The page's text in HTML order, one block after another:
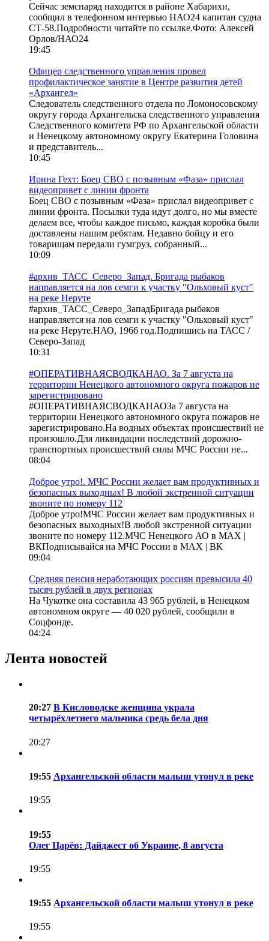
Сейчас земснаряд находится в районе Хабарихи,
сообщил в телефонном интервью НАО24 капитан судна
СТ-58.Подробности читайте по ссылке.Фото: Алексей
Орлов/НАО24
19:45
Офицер следственного управления провел
профилактическое занятие в Центре развития детей
«Архангел»
Следователь следственного отдела по Ломоносовскому
округу города Архангельска следственного управления
Следственного комитета РФ по Архангельской области
и Ненецкому автономному округу Екатерина Головина
и представитель...
10:45
Ирина Гехт: Боец СВО с позывным «Фаза» прислал
видеопривет с линии фронта
Боец СВО с позывным «Фаза» прислал видеопривет с
линии фронта. Посылки туда идут долго, но мы вместе
делаем все, чтобы каждое письмо, каждая коробка были
доставлены нашим ребятам. Недавно бойцу и его
товарищам передали гумгруз, собранный...
10:09
#архив_ТАСС_Северо_Запад. Бригада рыбаков
направляется на лов семги к участку "Ольховый куст"
на реке Неруте
#архив_ТАСС_Северо_ЗападБригада рыбаков
направляется на лов семги к участку "Ольховый куст"
на реке Неруте.НАО, 1966 год.Подпишись на ТАСС /
Северо-Запад
10:31
#ОПЕРАТИВНАЯСВОДКАНАО. За 7 августа на
территории Ненецкого автономного округа пожаров не
зарегистрировано
#ОПЕРАТИВНАЯСВОДКАНАОЗа 7 августа на
территории Ненецкого автономного округа пожаров не
зарегистрировано.На водных объектах происшествий не
произошло.Для ликвидации последствий дорожно-
транспортных происшествий силы МЧС России не...
08:04
Доброе утро!. МЧС России желает вам продуктивных и
безопасных выходных! В любой экстренной ситуации
звоните по номеру 112
Доброе утро!МЧС России желает вам продуктивных и
безопасных выходных!В любой экстренной ситуации
звоните по номеру 112.МЧС Ненецкого АО в MAX |
ВКПодписывайся на МЧС России в MAX | ВК
09:04
Средняя пенсия неработающих россиян превысила 40
тысяч рублей в двух регионах
На Чукотке она составила 43 965 рублей, в Ненецком
автономном округе — 40 020 рублей, сообщили в
Соцфонде.
04:24
Лента новостей
20:27 В Кисловодске женщина украла
четырёхлетнего мальчика средь бела дня
20:27
19:55 Архангельской области малыш утонул в реке
19:55
19:55
Олег Царёв: Дайджест об Украине, 8 августа
19:55
19:55 Архангельской области малыш утонул в реке
19:55